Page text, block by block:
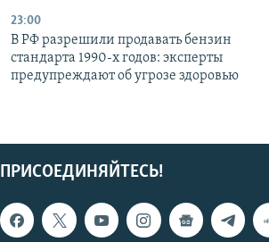
23:00
В РФ разрешили продавать бензин
стандарта 1990-х годов: эксперты
предупреждают об угрозе здоровью
ПРИСОЕДИНЯЙТЕСЬ!